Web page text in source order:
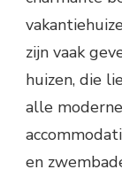
zijn vaak
huizen, die
alle
en